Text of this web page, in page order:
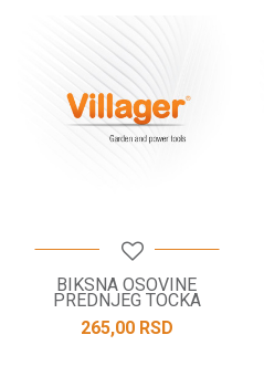
BIKSNA OSOVINE
PREDNJEG TOCKA
265,00 RSD